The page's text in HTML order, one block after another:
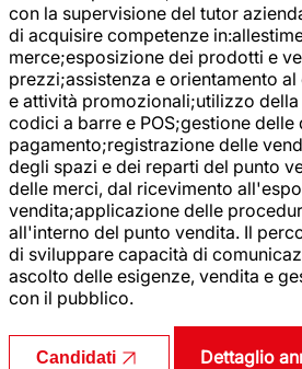
con la supervisione del tutor
di acquisire competenze
merce;esposizione dei prodotti e
prezzi;assistenza e orientamento
e attività promozionali;utilizzo della
codici a barre e POS;gestione
pagamento;registrazione delle
degli spazi e dei reparti del punto
delle merci, dal ricevimento
vendita;applicazione delle
all'interno del punto vendita. Il
di sviluppare capacità di
ascolto delle esigenze, vendita e
con il pubblico.
Candidati Dettaglio